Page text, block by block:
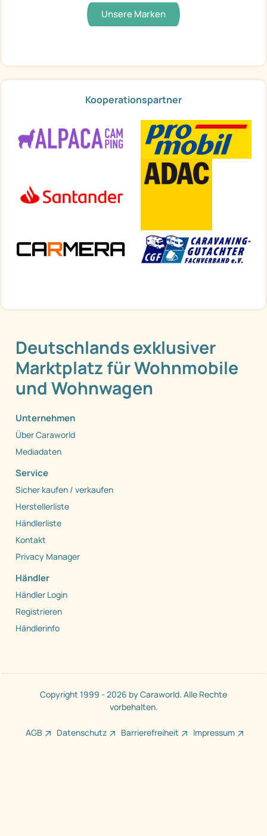
Unsere Marken
Kooperationspartner
Deutschlands exklusiver
Marktplatz für Wohnmobile
und Wohnwagen
Unternehmen
Über Caraworld
Mediadaten
Service
Sicher kaufen / verkaufen
Herstellerliste
Händlerliste
Kontakt
Privacy Manager
Händler
Händler Login
Registrieren
Händlerinfo
Copyright 1999 - 2026 by Caraworld. Alle Rechte
vorbehalten.
AGB Datenschutz Barrierefreiheit Impressum